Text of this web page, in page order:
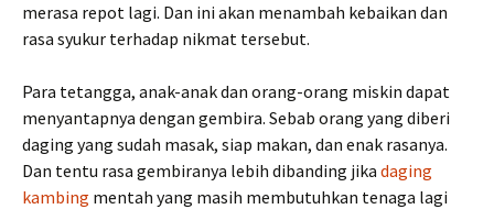
merasa repot lagi. Dan ini akan menambah kebaikan dan
rasa syukur terhadap nikmat tersebut.
Para tetangga, anak-anak dan orang-orang miskin dapat
menyantapnya dengan gembira. Sebab orang yang diberi
daging yang sudah masak, siap makan, dan enak rasanya.
Dan tentu rasa gembiranya lebih dibanding jika daging
kambing mentah yang masih membutuhkan tenaga lagi